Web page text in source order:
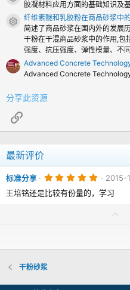
胶凝材料应用方面的基础知识及
资源图标
纤维素醚和乳胶粉在商品砂浆中
简述了商品砂浆在国内外的发展
干粉在干混商品砂浆中的作用,包
强度、抗压强度、弹性模量、不
Advanced Concrete
Advanced Concrete
分享此资源
链接
最新评价
标准分享
5
0
0
颗
2015-
王培铭还是比较有份量的，学习
干粉砂浆